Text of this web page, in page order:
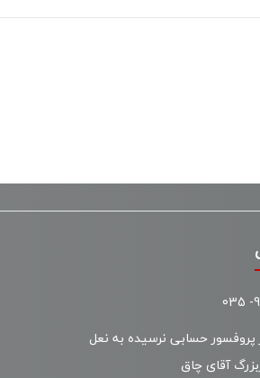
پروفسور حسابی نرسیده به نعل
آقای چاق